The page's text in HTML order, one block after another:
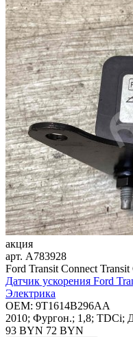
акция
арт. A783928
Ford Transit Connect
Датчик ускорения Ford
Электрика
OEM: 9T1614B296AA
2010; Фургон.; 1,8;
93 BYN 72 BYN